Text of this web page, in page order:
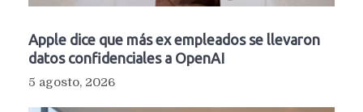
Apple dice que más ex empleados se llevaron
datos confidenciales a OpenAI
5 agosto, 2026